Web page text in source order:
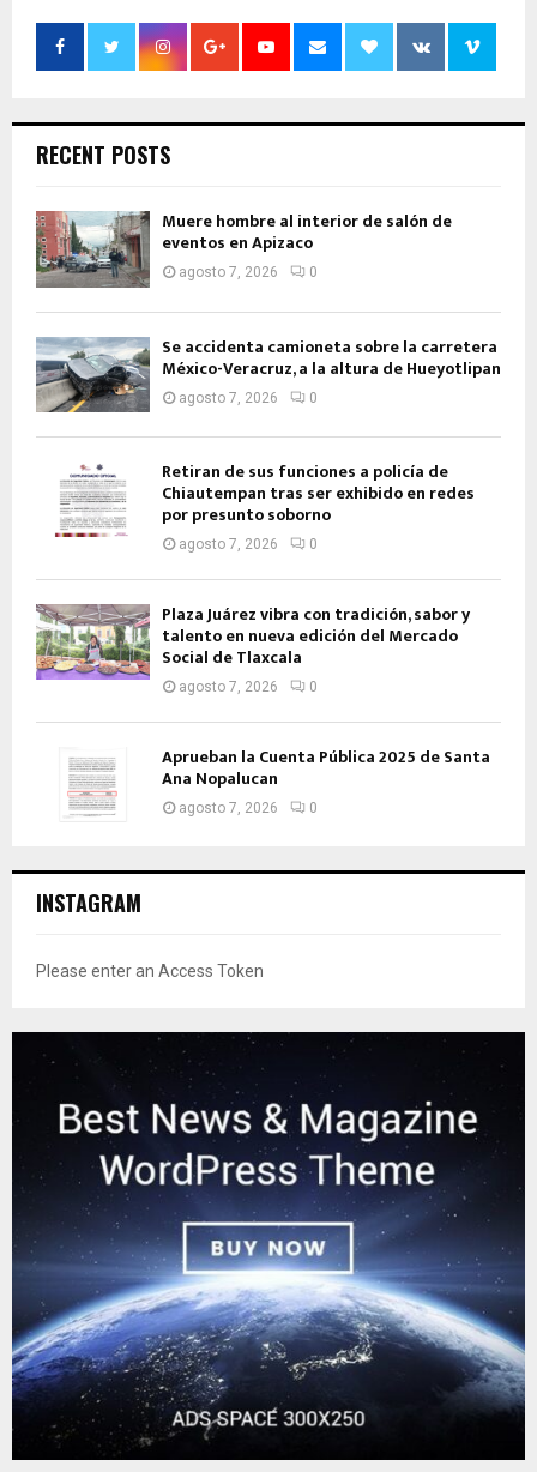
RECENT POSTS
Muere hombre al interior de salón de
eventos en Apizaco
agosto 7, 2026 0
Se accidenta camioneta sobre la carretera
México-Veracruz, a la altura de Hueyotlipan
agosto 7, 2026 0
Retiran de sus funciones a policía de
Chiautempan tras ser exhibido en redes
por presunto soborno
agosto 7, 2026 0
Plaza Juárez vibra con tradición, sabor y
talento en nueva edición del Mercado
Social de Tlaxcala
agosto 7, 2026 0
Aprueban la Cuenta Pública 2025 de Santa
Ana Nopalucan
agosto 7, 2026 0
INSTAGRAM
Please enter an Access Token